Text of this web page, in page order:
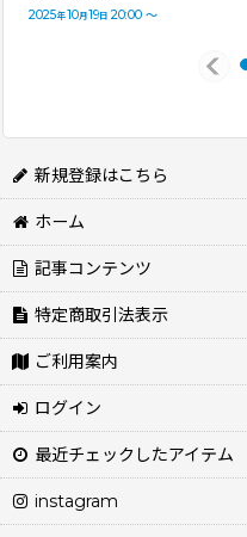
2025年10月19日 20:00 ～
新規登録はこちら
ホーム
記事コンテンツ
特定商取引法表示
ご利用案内
ログイン
最近チェックしたアイテム
instagram